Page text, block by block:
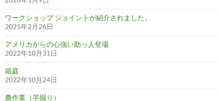
ワークショップ ジョイントが紹介されました。
2025年2月26日
アメリカからの心強い助っ人登場
2022年10月31日
箱庭
2022年10月24日
農作業（芋掘り）